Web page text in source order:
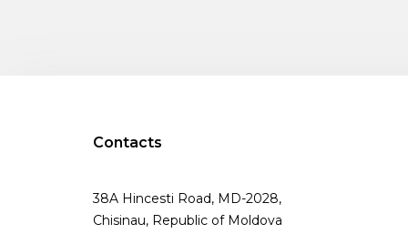
Contacts
38A Hincesti Road, MD-2028,
Chisinau, Republic of Moldova